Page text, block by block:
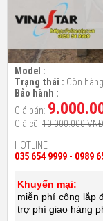
Model :
Trạng thái : Còn hàng
Bảo hành :
Giá bán:
Giá cũ: 10.000.000 VNĐ
HOTLINE
035 654 9999 - 0989
Khuyến mại:
miễn phí công lắp
trợ phí giao hàng